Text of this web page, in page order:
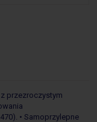
przezroczystym
• Samoprzylepne